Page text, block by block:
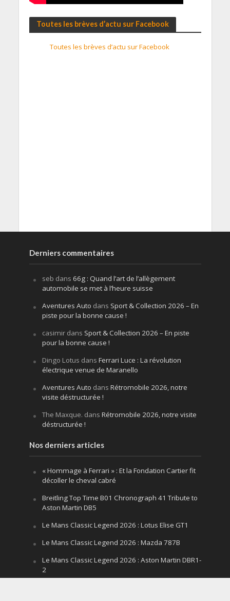
Toutes les brèves d’actu sur Facebook
Toutes les brèves d’actu sur Facebook
Derniers commentaires
seb dans 66g : Quand l’art de l’allègement
automobile se met à l’heure suisse
Aventures Auto dans Sport & Collection 2026 – En
piste pour la bonne cause !
casimirdans Sport & Collection 2026 – En piste
pour la bonne cause !
Dingo Lotus dans Ferrari Luce : La révolution
électrique venue de Maranello
Aventures Auto dans Rétromobile 2026, notre
visite déstructurée !
The Maxque. dans Rétromobile 2026, notre visite
déstructurée !
Nos derniers articles
« Hommage à Ferrari » : Et la Fondation Cartier fit
décoller le cheval cabré
Breitling Top Time B01 Chronograph 41 Tribute to
Aston Martin DB5
Le Mans Classic Legend 2026 : Lotus Elise GT1
Le Mans Classic Legend 2026 : Mazda 787B
Le Mans Classic Legend 2026 : Aston Martin DBR1-
2